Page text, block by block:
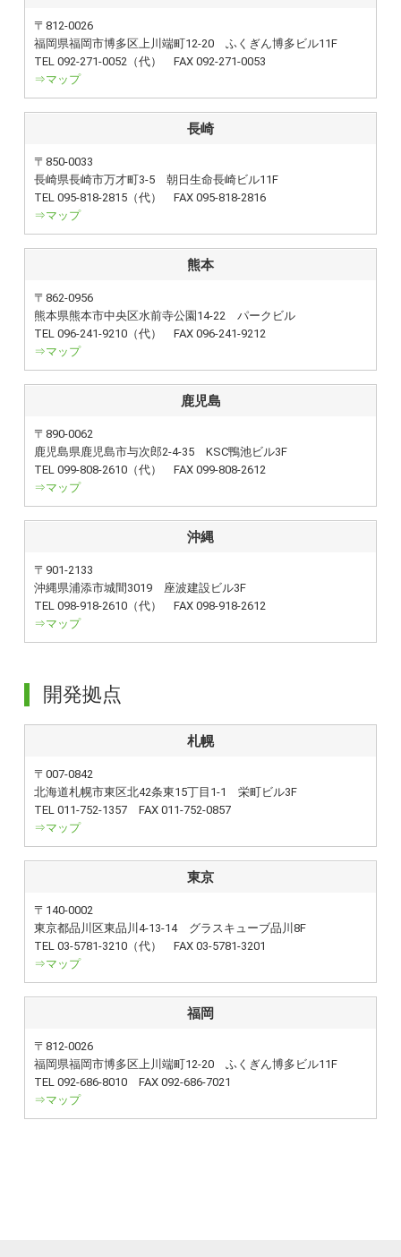
〒812-0026
福岡県福岡市博多区上川端町12-20 ふくぎん博多ビル11F
TEL 092-271-0052（代） FAX 092-271-0053
⇒マップ
長崎
〒850-0033
長崎県長崎市万才町3-5 朝日生命長崎ビル11F
TEL 095-818-2815（代） FAX 095-818-2816
⇒マップ
熊本
〒862-0956
熊本県熊本市中央区水前寺公園14-22 パークビル
TEL 096-241-9210（代） FAX 096-241-9212
⇒マップ
鹿児島
〒890-0062
鹿児島県鹿児島市与次郎2-4-35 KSC鴨池ビル3F
TEL 099-808-2610（代） FAX 099-808-2612
⇒マップ
沖縄
〒901-2133
沖縄県浦添市城間3019 座波建設ビル3F
TEL 098-918-2610（代） FAX 098-918-2612
⇒マップ
開発拠点
札幌
〒007-0842
北海道札幌市東区北42条東15丁目1-1 栄町ビル3F
TEL 011-752-1357 FAX 011-752-0857
⇒マップ
東京
〒140-0002
東京都品川区東品川4-13-14 グラスキューブ品川8F
TEL 03-5781-3210（代） FAX 03-5781-3201
⇒マップ
福岡
〒812-0026
福岡県福岡市博多区上川端町12-20 ふくぎん博多ビル11F
TEL 092-686-8010 FAX 092-686-7021
⇒マップ